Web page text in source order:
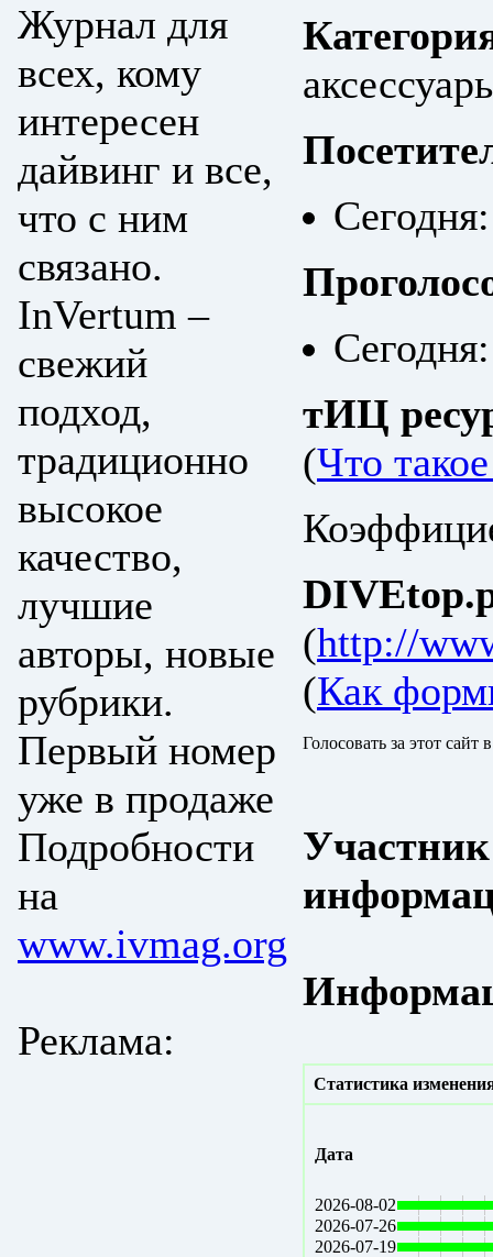
Журнал для
всех, кому
интересен
дайвинг и все,
что с ним
связано.
InVertum –
свежий
подход,
традиционно
высокое
качество,
лучшие
авторы, новые
рубрики.
Первый номер
уже в продаже
Подробности
на
www.ivmag.org
Реклама:
тИЦ
(Что
(http://
(Как
Голосовать за этот сайт
Статистика
Дата
2026-08-02
2026-07-26
2026-07-19